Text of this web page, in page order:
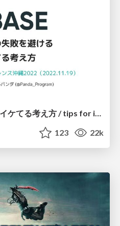
123 22k